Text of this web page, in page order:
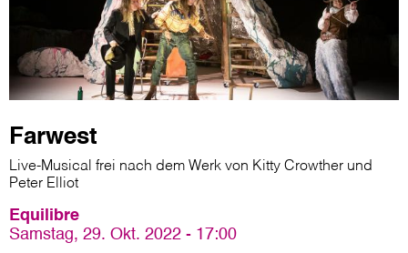
Farwest
Live-Musical frei nach dem Werk von Kitty Crowther und
Peter Elliot
Equilibre
Samstag, 29. Okt. 2022 - 17:00